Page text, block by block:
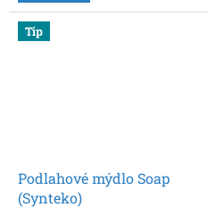
Tip
Podlahové mýdlo Soap
(Synteko)